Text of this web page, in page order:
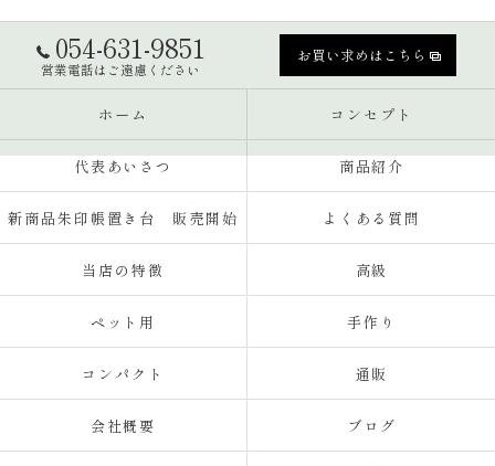
054-631-9851
営業電話はご遠慮ください
お買い求めはこちら
ホーム コンセプト
代表あいさつ 商品紹介
新商品朱印帳置き台 販売開始 よくある質問
当店の特徴 高級
ペット用 手作り
コンパクト 通販
会社概要 ブログ